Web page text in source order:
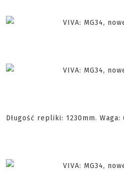
Długość repliki: 1230mm. Waga: